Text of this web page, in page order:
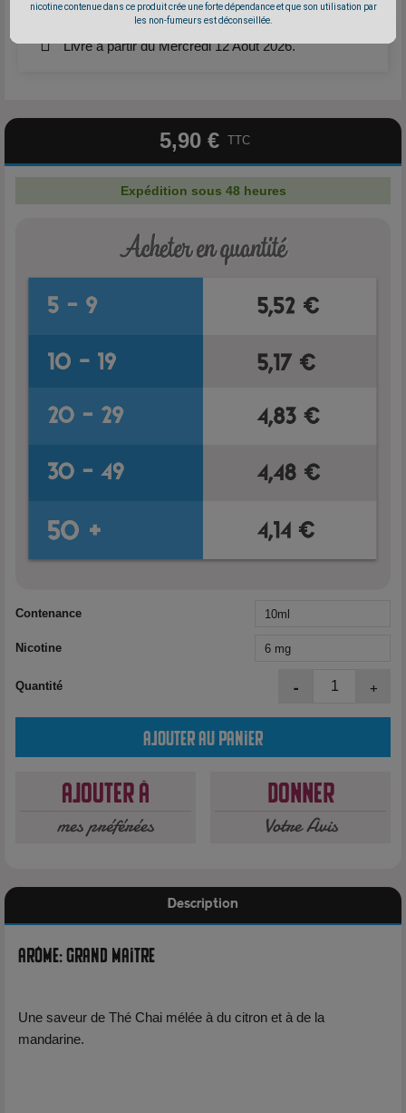
nicotine contenue dans ce produit crée une forte dépendance et que son utilisation par
les non-fumeurs est déconseillée.
Livré à partir du Mercredi 12 Août 2026.
5,90 € TTC
Expédition sous 48 heures
Contenance
Nicotine
Quantité - +
Ajouter au panier
Ajouter à
mes préférées
Donner
Votre Avis
Description
Arôme: Grand Maitre
Une saveur de Thé Chai mélée à du citron et à de la
mandarine.